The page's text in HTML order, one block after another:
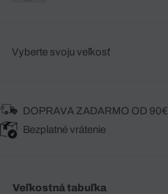
Vyberte svoju veľkosť
DOPRAVA ZADARMO OD 90€
Bezplatné vrátenie
Veľkostná tabuľka